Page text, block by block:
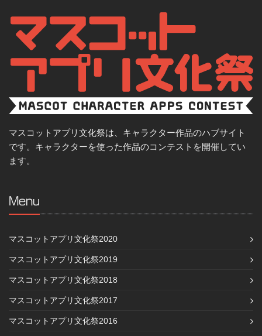
マスコットアプリ文化祭は、キャラクター作品のハブサイト
です。キャラクターを使った作品のコンテストを開催してい
ます。
Menu
マスコットアプリ文化祭2020
マスコットアプリ文化祭2019
マスコットアプリ文化祭2018
マスコットアプリ文化祭2017
マスコットアプリ文化祭2016